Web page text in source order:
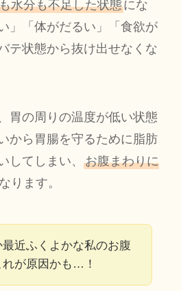
水分も不足した状態にな
」「体がだるい」「食欲が
テ状態から抜け出せなくな
胃の周りの温度が低い状態
から胃腸を守るために脂肪
してしまい、 お腹まわりに
ります。
近ふくよかな私のお腹
れが原因かも…！